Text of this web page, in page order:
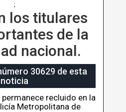
;
los titulares
de la
nacional.
30629 de esta
noticia
permanece recluido en la
Metropolitana de